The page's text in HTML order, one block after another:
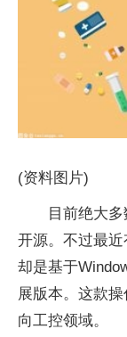
(资料图片)
目前绝大
开源。不过最近
却是基于
展版本。这款
向工控领域。